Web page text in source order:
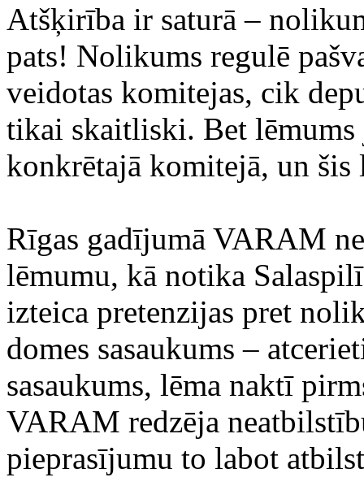
Atšķirība ir saturā –
pats! Nolikums regulē
veidotas komitejas, cik
tikai skaitliski. Bet lēmums
konkrētajā komitejā, un
Rīgas gadījumā VARAM
lēmumu, kā notika
izteica pretenzijas pret
domes sasaukums –
sasaukums, lēma naktī
VARAM redzēja
pieprasījumu to labot